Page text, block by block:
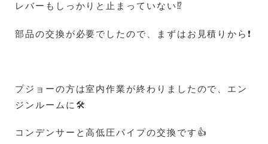
レバーもしっかりと止まっていない⁉️
部品の交換が必要でしたので、まずはお見積りから❗
プジョーの方は室内作業が終わりましたので、エン
ジンルームに🛠️
コンデンサーと高低圧パイプの交換です👍